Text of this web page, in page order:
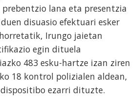
lana eta presentzia
disuasio efektuari esker
Irungo jaietan
egin dituela
483 esku-hartze izan ziren
18 kontrol polizialen aldean,
ezarri dituzte.